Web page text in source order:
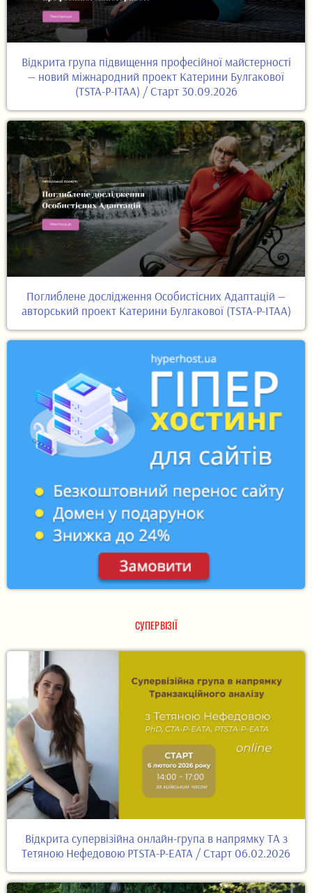
Відкрита група підвищення професійної майстерності
— новий міжнародний проект Катерини Булгакової
(TSTA-P-ITAA) / Старт 30.09.2026
Поглиблене дослідження Особистісних Адаптацій —
авторський проект Катерини Булгакової (TSTA-P-ITAA)
СУПЕРВІЗІЇ
Відкрита супервізійна онлайн-група в напрямку ТА з
Тетяною Нефедовою PTSTA-P-EATA / Старт 06.02.2026